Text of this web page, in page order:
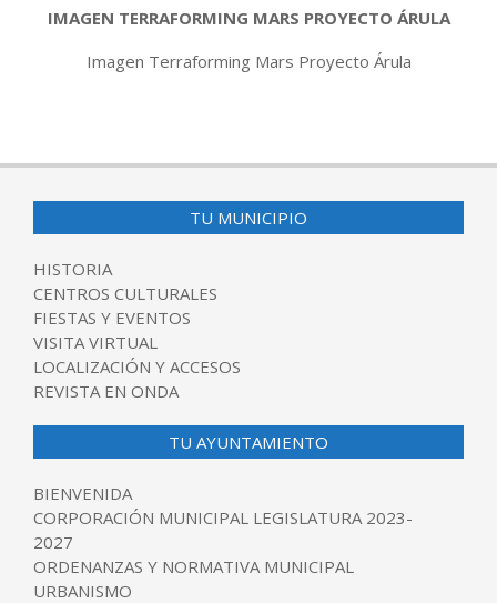
IMAGEN TERRAFORMING MARS PROYECTO ÁRULA
Imagen Terraforming Mars Proyecto Árula
06-
TU MUNICIPIO
HISTORIA
CENTROS CULTURALES
FIESTAS Y EVENTOS
VISITA VIRTUAL
LOCALIZACIÓN Y ACCESOS
REVISTA EN ONDA
TU AYUNTAMIENTO
BIENVENIDA
CORPORACIÓN MUNICIPAL LEGISLATURA 2023-
2027
ORDENANZAS Y NORMATIVA MUNICIPAL
URBANISMO